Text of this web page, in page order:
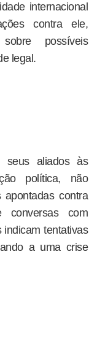
internacional
contra ele,
possíveis
legal.
seus aliados às
política, não
contra
conversas com
indicam tentativas
a uma crise